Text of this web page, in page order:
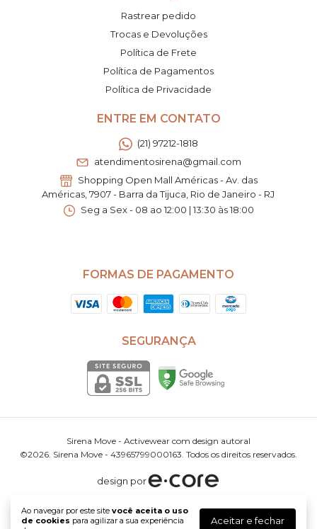
Ao navegar por este site você aceita o uso
de cookies para agilizar a sua experiência
Aceitar e fechar
Rastrear pedido
Trocas e Devoluções
Política de Frete
Política de Pagamentos
Política de Privacidade
ENTRE EM CONTATO
(21) 97212-1818
atendimentosirena@gmail.com
Shopping Open Mall Américas - Av. das
Américas, 7907 - Barra da Tijuca, Rio de Janeiro - RJ
Seg a Sex - 08 ao 12:00 | 13:30 às 18:00
FORMAS DE PAGAMENTO
SEGURANÇA
Sirena Move - Activewear com design autoral
©2026. Sirena Move - 43965799000163. Todos os direitos reservados.
design por